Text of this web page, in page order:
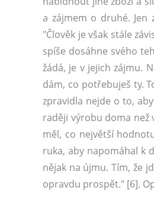
a zájmem o druhé. Jen
"Člověk je však stále
spíše dosáhne svého
žádá, je v jejich zájmu.
dám, co potřebuješ ty.
zpravidla nejde o to,
raději výrobu doma než
měl, co největší
ruka, aby napomáhal k
nějak na újmu. Tím, že
opravdu prospět." [6].